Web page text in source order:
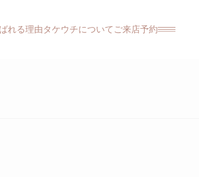
れる理由タケウチについて ご来店予約